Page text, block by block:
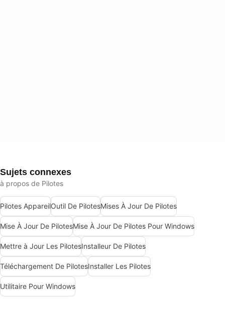
Sujets connexes
à propos de Pilotes
Pilotes AppareilOutil De PilotesMises À Jour De Pilotes
Mise À Jour De PilotesMise À Jour De Pilotes Pour Windows
Mettre à Jour Les PilotesInstalleur De Pilotes
Téléchargement De PilotesInstaller Les Pilotes
Utilitaire Pour Windows